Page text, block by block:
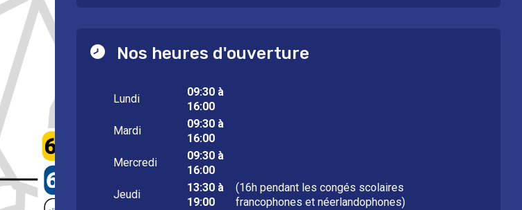
Nos heures d'ouverture
Lundi
09:30 à
16:00
Mardi
09:30 à
16:00
Mercredi
09:30 à
16:00
Jeudi
13:30 à
19:00
(16h pendant les congés scolaires
francophones et néerlandophones)